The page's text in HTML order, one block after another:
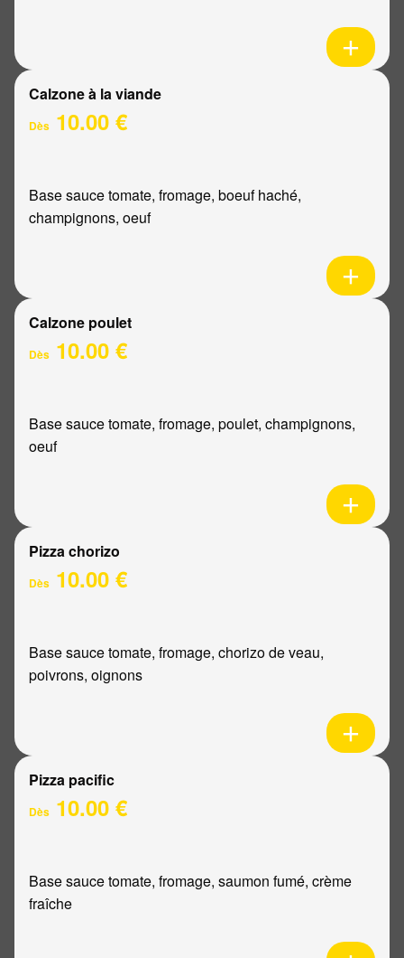
Calzone à la viande
Dès 10.00 €
Base sauce tomate, fromage, boeuf haché,
champignons, oeuf
Calzone poulet
Dès 10.00 €
Base sauce tomate, fromage, poulet, champignons,
oeuf
Pizza chorizo
Dès 10.00 €
Base sauce tomate, fromage, chorizo de veau,
poivrons, oignons
Pizza pacific
Dès 10.00 €
Base sauce tomate, fromage, saumon fumé, crème
fraîche